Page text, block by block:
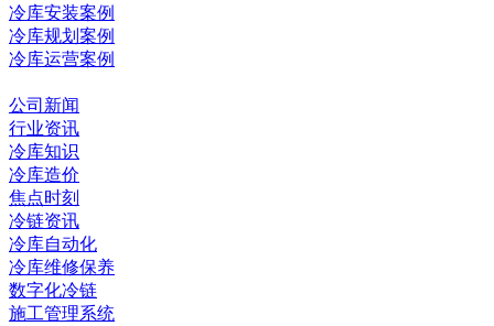
冷库安装案例
冷库规划案例
冷库运营案例
公司新闻
行业资讯
冷库知识
冷库造价
焦点时刻
冷链资讯
冷库自动化
冷库维修保养
数字化冷链
施工管理系统